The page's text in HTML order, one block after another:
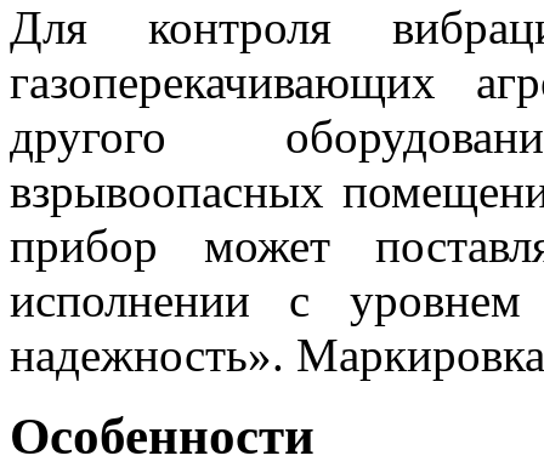
Для контроля
газоперекачивающих
другого
взрывоопасных
прибор может
исполнении с
надежность».
Особенности